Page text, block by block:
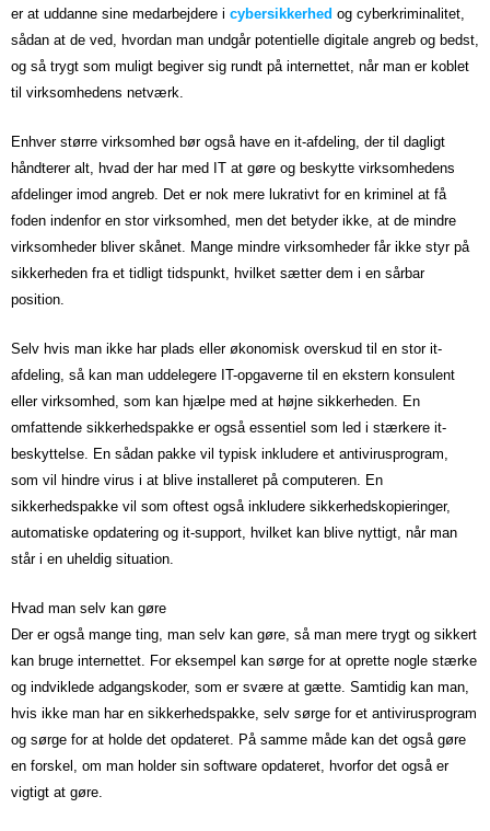
er at uddanne sine medarbejdere i cybersikkerhed og cyberkriminalitet,
sådan at de ved, hvordan man undgår potentielle digitale angreb og bedst,
og så trygt som muligt begiver sig rundt på internettet, når man er koblet
til virksomhedens netværk.
Enhver større virksomhed bør også have en it-afdeling, der til dagligt
håndterer alt, hvad der har med IT at gøre og beskytte virksomhedens
afdelinger imod angreb. Det er nok mere lukrativt for en kriminel at få
foden indenfor en stor virksomhed, men det betyder ikke, at de mindre
virksomheder bliver skånet. Mange mindre virksomheder får ikke styr på
sikkerheden fra et tidligt tidspunkt, hvilket sætter dem i en sårbar
position.
Selv hvis man ikke har plads eller økonomisk overskud til en stor it-
afdeling, så kan man uddelegere IT-opgaverne til en ekstern konsulent
eller virksomhed, som kan hjælpe med at højne sikkerheden. En
omfattende sikkerhedspakke er også essentiel som led i stærkere it-
beskyttelse. En sådan pakke vil typisk inkludere et antivirusprogram,
som vil hindre virus i at blive installeret på computeren. En
sikkerhedspakke vil som oftest også inkludere sikkerhedskopieringer,
automatiske opdatering og it-support, hvilket kan blive nyttigt, når man
står i en uheldig situation.
Hvad man selv kan gøre
Der er også mange ting, man selv kan gøre, så man mere trygt og sikkert
kan bruge internettet. For eksempel kan sørge for at oprette nogle stærke
og indviklede adgangskoder, som er svære at gætte. Samtidig kan man,
hvis ikke man har en sikkerhedspakke, selv sørge for et antivirusprogram
og sørge for at holde det opdateret. På samme måde kan det også gøre
en forskel, om man holder sin software opdateret, hvorfor det også er
vigtigt at gøre.